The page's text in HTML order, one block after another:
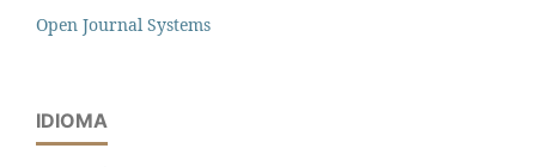
Open Journal Systems
IDIOMA